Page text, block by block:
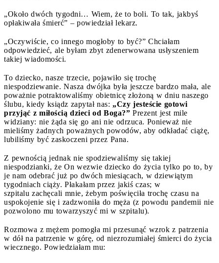
„Około dwóch tygodni… Wiem, że to boli. To tak, jakbyś
opłakiwała śmierć” – powiedział lekarz.
„Oczywiście, co innego mogłoby to być?” Chciałam
odpowiedzieć, ale byłam zbyt zdenerwowana usłyszeniem
takiej wiadomości.
To dziecko, nasze trzecie, pojawiło się trochę
niespodziewanie. Nasza dwójka była jeszcze bardzo mała, ale
poważnie potraktowaliśmy obietnicę złożoną w dniu naszego
ślubu, kiedy ksiądz zapytał nas: „Czy jesteście gotowi
przyjąć z miłością dzieci od Boga?” Prezent jest mile
widziany: nie żąda się go ani nie odrzuca. Ponieważ nie
mieliśmy żadnych poważnych powodów, aby odkładać ciążę,
lubiliśmy być zaskoczeni przez Pana.
Z pewnością jednak nie spodziewaliśmy się takiej
niespodzianki, że On wezwie dziecko do życia tylko po to, by
je nam odebrać już po dwóch miesiącach, w dziewiątym
tygodniach ciąży. Płakałam przez jakiś czas; w
szpitalu zachęcali mnie, żebym poświęciła trochę czasu na
uspokojenie się i zadzwoniła do męża (z powodu pandemii nie
pozwolono mu towarzyszyć mi w szpitalu).
Rozmowa z mężem pomogła mi przesunąć wzrok z patrzenia
w dół na patrzenie w górę, od niezrozumiałej śmierci do życia
wiecznego. Powiedziałam mu: